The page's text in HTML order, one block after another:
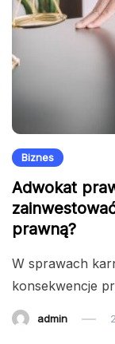
Biznes
Adwokat
prawną?
W sprawach
konsekwencje
admin